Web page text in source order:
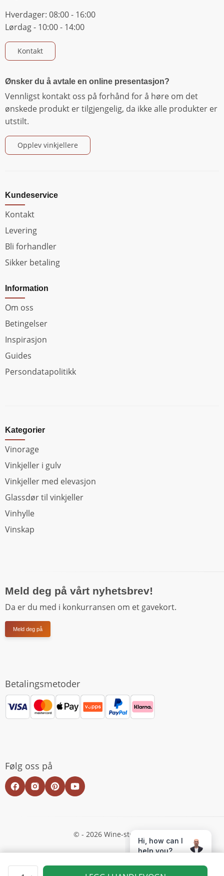
Hverdager: 08:00 - 16:00
Lørdag - 10:00 - 14:00
Kontakt
Ønsker du å avtale en online presentasjon?
Vennligst kontakt oss på forhånd for å høre om det
ønskede produkt er tilgjengelig, da ikke alle produkter er
utstilt.
Opplev vinkjellere
Kundeservice
Kontakt
Levering
Bli forhandler
Sikker betaling
Information
Om oss
Betingelser
Inspirasjon
Guides
Persondatapolitikk
Kategorier
Vinorage
Vinkjeller i gulv
Vinkjeller med elevasjon
Glassdør til vinkjeller
Vinhylle
Vinskap
Meld deg på vårt nyhetsbrev!
Da er du med i konkurransen om et gavekort.
Meld deg på
Betalingsmetoder
Følg oss på
© - 2026 Wine-store.no